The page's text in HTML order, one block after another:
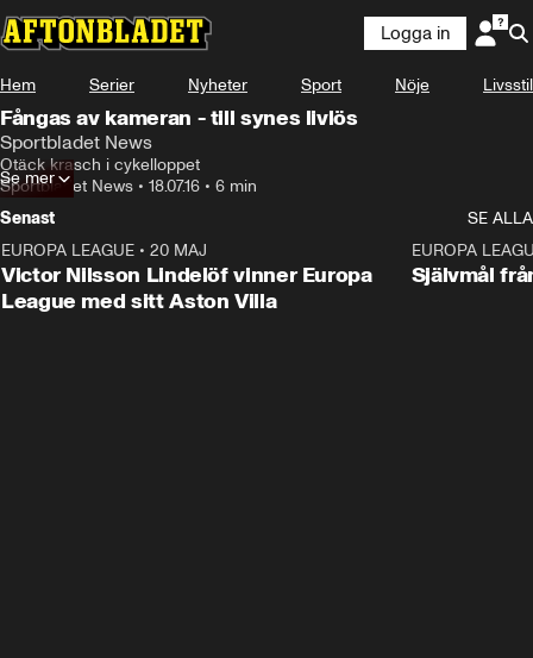
Logga in
Hem Serier Nyheter Sport Nöje Livsstil
Fångas av kameran - till synes livlös
Sportbladet News
Otäck krasch i cykelloppet
Sportbladet News • 18.07.16 • 6 min
Se mer
Senast
SE ALLA
EUROPA LEAGUE • 20 MAJ
Victor Nilsson Lindelöf vinner Europa
League med sitt Aston Villa
EUROPA
Självmål